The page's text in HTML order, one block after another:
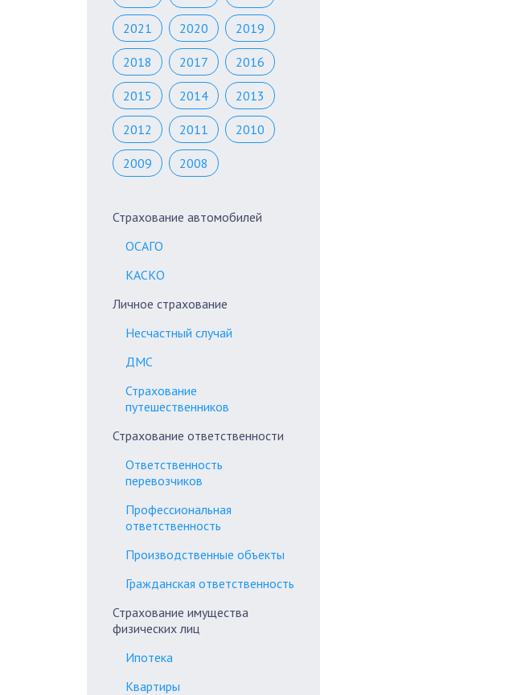
2021 2020 2019
2018 2017 2016
2015 2014 2013
2012 2011 2010
2009 2008
Страхование автомобилей
ОСАГО
КАСКО
Личное страхование
Несчастный случай
ДМС
Страхование
путешественников
Страхование ответственности
Ответственность
перевозчиков
Профессиональная
ответственность
Производственные объекты
Гражданская ответственность
Страхование имущества
физических лиц
Ипотека
Квартиры